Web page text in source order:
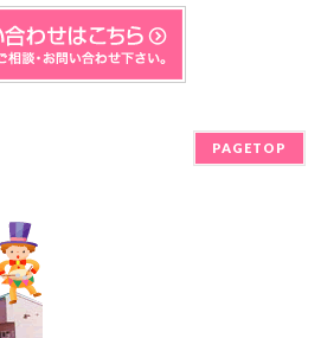
PAGETOP